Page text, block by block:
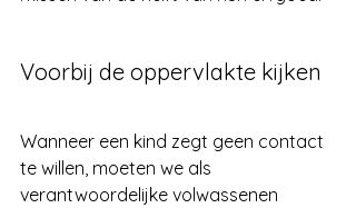
Voorbij de oppervlakte kijken
Wanneer een kind zegt geen contact
te willen, moeten we als
verantwoordelijke volwassenen